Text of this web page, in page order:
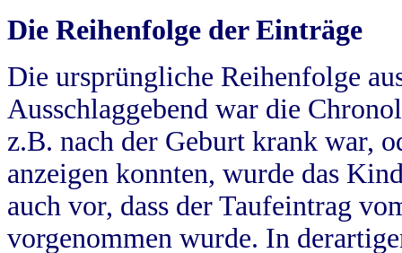
Die Reihenfolge der Einträge
Die ursprüngliche Reihenfolge
Ausschlaggebend war die
z.B. nach der Geburt krank war,
anzeigen konnten, wurde das
auch vor, dass der Taufeintrag
vorgenommen wurde. In